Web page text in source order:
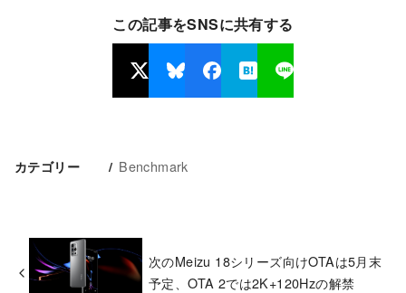
この記事をSNSに共有する
カテゴリー Benchmark
次のMeizu 18シリーズ向けOTAは5月末
予定、OTA 2では2K+120Hzの解禁